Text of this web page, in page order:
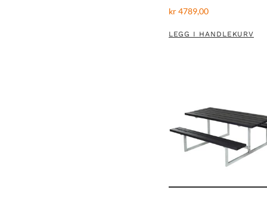
kr4789,00
LEGG I HANDLEKURV